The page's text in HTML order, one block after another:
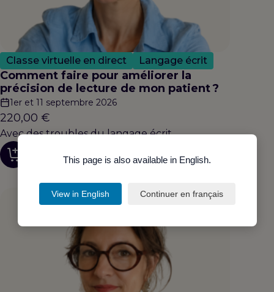
Classe virtuelle en direct Langage écrit
Comment faire pour améliorer la
précision de lecture de mon patient ?
1er et 11 septembre 2026
220,00 €
Avec des troubles du langage écrit
DécouvrirThis page is also available in English.
View in English Continuer en français